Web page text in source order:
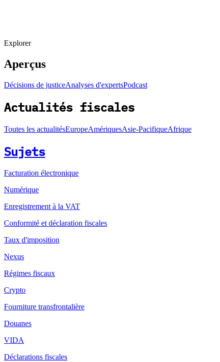
Explorer
Aperçus
Décisions de justiceAnalyses d'expertsPodcast
Actualités fiscales
Toutes les actualitésEuropeAmériquesAsie-PacifiqueAfrique
Sujets
Facturation électronique
Numérique
Enregistrement à la VAT
Conformité et déclaration fiscales
Taux d'imposition
Nexus
Régimes fiscaux
Crypto
Fourniture transfrontalière
Douanes
VIDA
Déclarations fiscales